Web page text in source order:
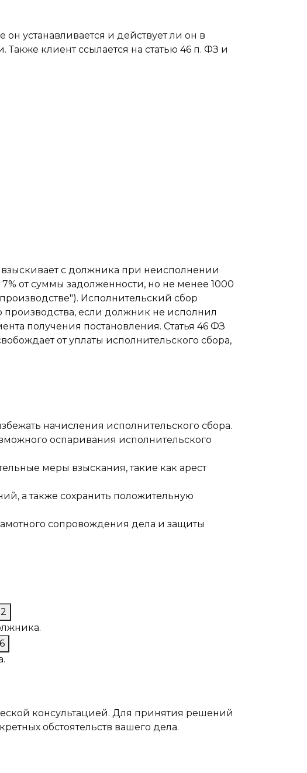
устанавливается и действует ли он в
Также клиент ссылается на статью 46 п. ФЗ и
с должника при неисполнении
от суммы задолженности, но не менее 1000
Исполнительский сбор
если должник не исполнил
получения постановления. Статья 46 ФЗ
от уплаты исполнительского сбора,
начисления исполнительского сбора.
оспаривания исполнительского
меры взыскания, такие как арест
а также сохранить положительную
сопровождения дела и защиты
консультацией. Для принятия решений
обстоятельств вашего дела.